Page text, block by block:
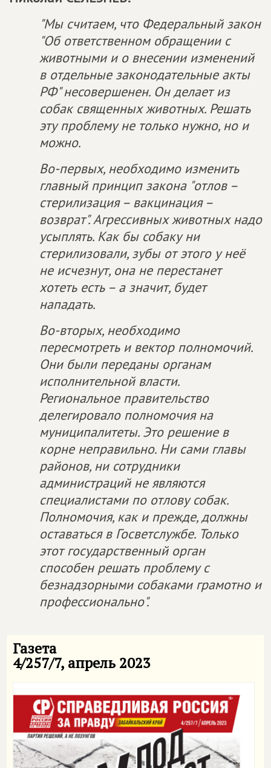
"Мы считаем, что Федеральный закон
"Об ответственном обращении с
животными и о внесении изменений
в отдельные законодательные акты
РФ" несовершенен. Он делает из
собак священных животных. Решать
эту проблему не только нужно, но и
можно.
Во-первых, необходимо изменить
главный принцип закона "отлов –
стерилизация – вакцинация –
возврат". Агрессивных животных надо
усыплять. Как бы собаку ни
стерилизовали, зубы от этого у неё
не исчезнут, она не перестанет
хотеть есть – а значит, будет
нападать.
Во-вторых, необходимо
пересмотреть и вектор полномочий.
Они были переданы органам
исполнительной власти.
Региональное правительство
делегировало полномочия на
муниципалитеты. Это решение в
корне неправильно. Ни сами главы
районов, ни сотрудники
администраций не являются
специалистами по отлову собак.
Полномочия, как и прежде, должны
оставаться в Госветслужбе. Только
этот государственный орган
способен решать проблему с
безнадзорными собаками грамотно и
профессионально".
Газета
4/257/7, апрель 2023